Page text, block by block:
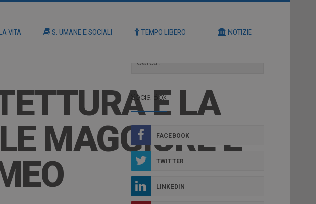
VITA S. UMANE E SOCIALI TEMPO LIBERO NOTIZIE
E LA
MAGGIORE E
Social Box
FACEBOOK
TWITTER
LINKEDIN